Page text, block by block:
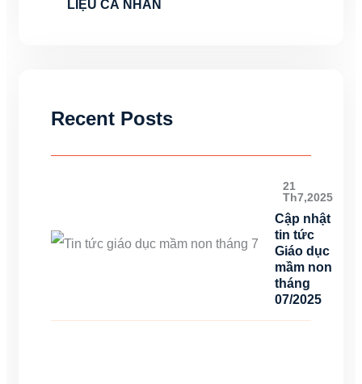
LIỆU CÁ NHÂN
Recent Posts
21
Th7,2025
Cập nhật
tin tức
Giáo dục
mầm non
tháng
07/2025